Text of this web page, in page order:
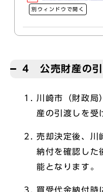
別ウィンドウで開く
4 公売財産の引
川崎市（財政局
産の引渡しを受
売却決定後、川
納付を確認した
能となります。
買受代金納付時